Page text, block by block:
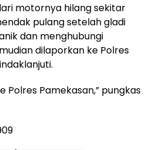
motornya hilang sekitar
pulang setelah gladi
dan menghubungi
dilaporkan ke Polres
Polres Pamekasan,” pungkas